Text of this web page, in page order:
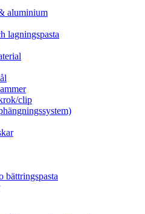
aluminium
lagningspasta
clip
bättringspasta